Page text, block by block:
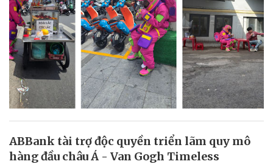
ABBank tài trợ độc quyền triển lãm quy mô
hàng đầu châu Á - Van Gogh Timeless